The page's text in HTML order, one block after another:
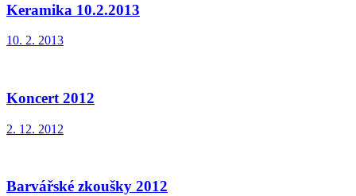
Keramika 10.2.2013
10. 2. 2013
Koncert 2012
2. 12. 2012
Barvářské zkoušky 2012